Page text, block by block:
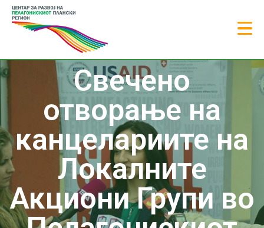
Свечено
отворање на
канцелариите на
Локалните
Акциони Групи во